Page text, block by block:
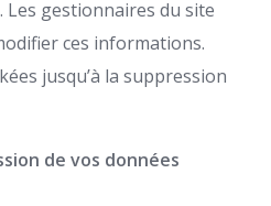
Les gestionnaires du site
ces informations.
jusqu’à la suppression
de vos données